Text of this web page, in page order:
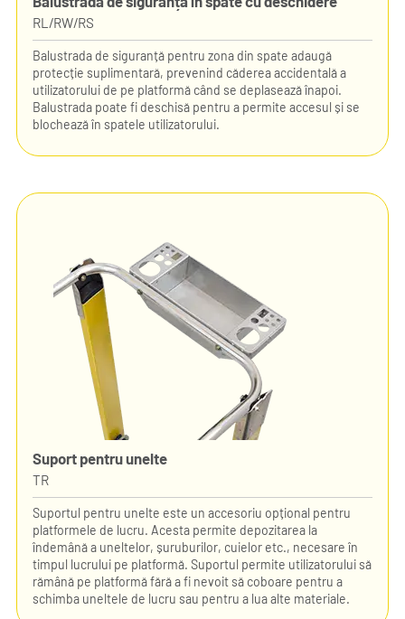
RL/RW/RS
Balustrada de siguranță pentru zona din spate adaugă
protecție suplimentară, prevenind căderea accidentală a
utilizatorului de pe platformă când se deplasează înapoi.
Balustrada poate fi deschisă pentru a permite accesul și se
blochează în spatele utilizatorului.
Suport pentru unelte
TR
Suportul pentru unelte este un accesoriu opțional pentru
platformele de lucru. Acesta permite depozitarea la
îndemână a uneltelor, șuruburilor, cuielor etc., necesare în
timpul lucrului pe platformă. Suportul permite utilizatorului să
rămână pe platformă fără a fi nevoit să coboare pentru a
schimba uneltele de lucru sau pentru a lua alte materiale.